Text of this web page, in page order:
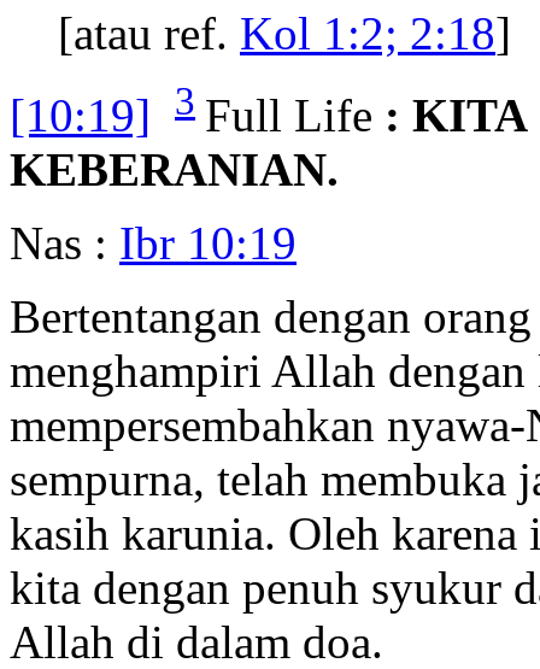
[atau ref. Kol 1:2; 2:18]
[10:19]
3 Full Life : KITA
KEBERANIAN.
Nas : Ibr 10:19
Bertentangan dengan
menghampiri Allah
mempersembahkan
sempurna, telah membuka
kasih karunia. Oleh karena
kita dengan penuh syukur
Allah di dalam doa.